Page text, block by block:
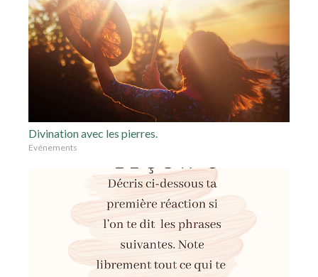
Divination avec les pierres.
Evénements